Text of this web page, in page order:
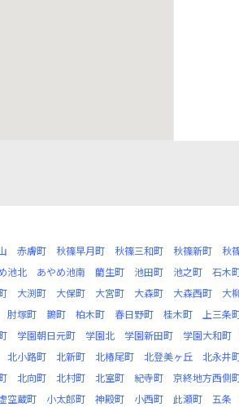
赤膚町 秋篠早月町 秋篠三和町 秋篠新町 秋
池北 あやめ池南 藺生町 池田町 池之町 石木
大渕町 大保町 大宮町 大森町 大森西町 大
肘塚町 鵲町 柏木町 春日野町 桂木町 上三条
学園朝日元町 学園北 学園新田町 学園大和町
北小路町 北新町 北椿尾町 北登美ヶ丘 北永井
北向町 北村町 北室町 紀寺町 京終地方西側
空蔵町 小太郎町 神殿町 小西町 此瀬町 五条